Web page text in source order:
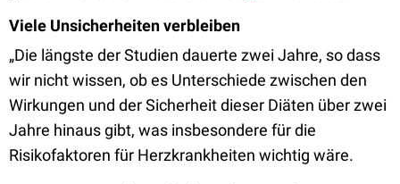
Viele Unsicherheiten verbleiben
„Die längste der Studien dauerte zwei Jahre, so dass
wir nicht wissen, ob es Unterschiede zwischen den
Wirkungen und der Sicherheit dieser Diäten über zwei
Jahre hinaus gibt, was insbesondere für die
Risikofaktoren für Herzkrankheiten wichtig wäre.